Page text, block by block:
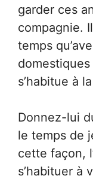
garder ces
compagnie.
temps
domestiques
s’habitue à
Donnez-lui
le temps de
cette façon,
s’habituer à